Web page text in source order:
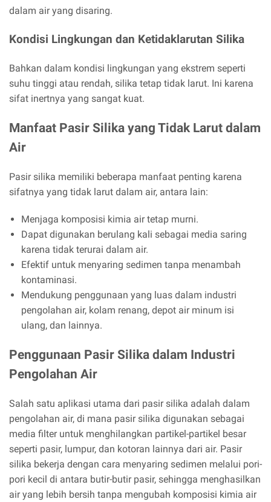
dalam air yang disaring.
Kondisi Lingkungan dan Ketidaklarutan Silika
Bahkan dalam kondisi lingkungan yang ekstrem seperti
suhu tinggi atau rendah, silika tetap tidak larut. Ini karena
sifat inertnya yang sangat kuat.
Manfaat Pasir Silika yang Tidak Larut dalam
Air
Pasir silika memiliki beberapa manfaat penting karena
sifatnya yang tidak larut dalam air, antara lain:
Menjaga komposisi kimia air tetap murni.
Dapat digunakan berulang kali sebagai media saring
karena tidak terurai dalam air.
Efektif untuk menyaring sedimen tanpa menambah
kontaminasi.
Mendukung penggunaan yang luas dalam industri
pengolahan air, kolam renang, depot air minum isi
ulang, dan lainnya.
Penggunaan Pasir Silika dalam Industri
Pengolahan Air
Salah satu aplikasi utama dari pasir silika adalah dalam
pengolahan air, di mana pasir silika digunakan sebagai
media filter untuk menghilangkan partikel-partikel besar
seperti pasir, lumpur, dan kotoran lainnya dari air. Pasir
silika bekerja dengan cara menyaring sedimen melalui pori-
pori kecil di antara butir-butir pasir, sehingga menghasilkan
air yang lebih bersih tanpa mengubah komposisi kimia air